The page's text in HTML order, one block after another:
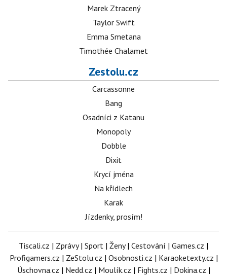
Marek Ztracený
Taylor Swift
Emma Smetana
Timothée Chalamet
Zestolu.cz
Carcassonne
Bang
Osadníci z Katanu
Monopoly
Dobble
Dixit
Krycí jména
Na křídlech
Karak
Jízdenky, prosím!
Tiscali.cz | Zprávy| Sport | Ženy| Cestování | Games.cz |
Profigamers.cz | ZeStolu.cz | Osobnosti.cz | Karaoketexty.cz |
Úschovna.cz | Nedd.cz | Moulík.cz | Fights.cz | Dokina.cz |